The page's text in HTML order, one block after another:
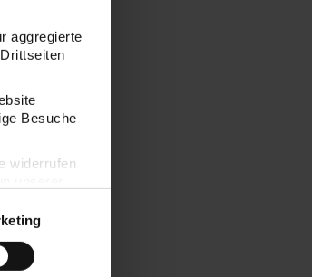
aggregierte
Besuche
widerrufen